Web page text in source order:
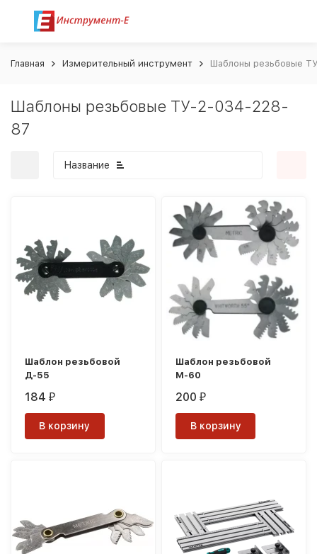
Главная Измерительный инструмент Шаблоны резьбовые
Шаблоны резьбовые ТУ-2-034-228-
87
Название
покупателей
Шаблон резьбовой
Д-55
184₽
В корзину
Шаблон резьбовой
М-60
200₽
В корзину